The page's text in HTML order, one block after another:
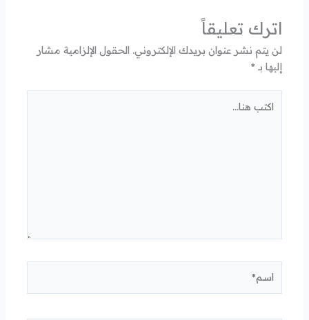
اترك تعليقاً
لن يتم نشر عنوان بريدك الإلكتروني. الحقول الإلزامية مشار
إليها بـ *
هنا...